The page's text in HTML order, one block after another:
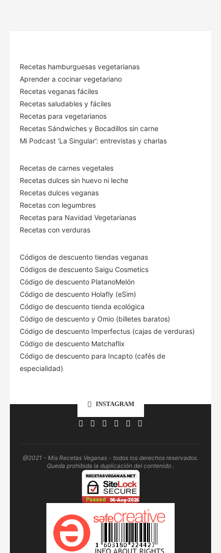
Recetas hamburguesas vegetarianas
Aprender a cocinar vegetariano
Recetas veganas fáciles
Recetas saludables y fáciles
Recetas para vegetarianos
Recetas Sándwiches y Bocadillos sin carne
Mi Podcast ‘La Singular’: entrevistas y charlas
Recetas de carnes vegetales
Recetas dulces sin huevo ni leche
Recetas dulces veganas
Recetas con legumbres
Recetas para Navidad Vegetarianas
Recetas con verduras
Códigos de descuento tiendas veganas
Códigos de descuento Saigu Cosmetics
Código de descuento PlatanoMelón
Código de descuento Holafly (eSim)
Código de descuento tienda ecológica
Código de descuento y Omio (billetes baratos)
Código de descuento Imperfectus (cajas de verduras)
Código de descuento Matchaflix
Código de descuento para Incapto (cafés de
especialidad)
INSTAGRAM
@2021 - Mis Recetas Veganas - todos los derechos reservados.
Queda prohibida la duplicación del contenido .